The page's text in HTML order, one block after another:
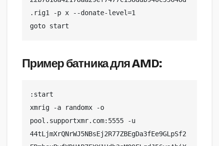
.rig1 -p x --donate-level=1
goto start
Пример батника для AMD:
:start
xmrig -a randomx -o
pool.supportxmr.com:5555 -u
44tLjmXrQNrWJ5NBsEj2R77ZBEgDa3fEe9GLpSf2